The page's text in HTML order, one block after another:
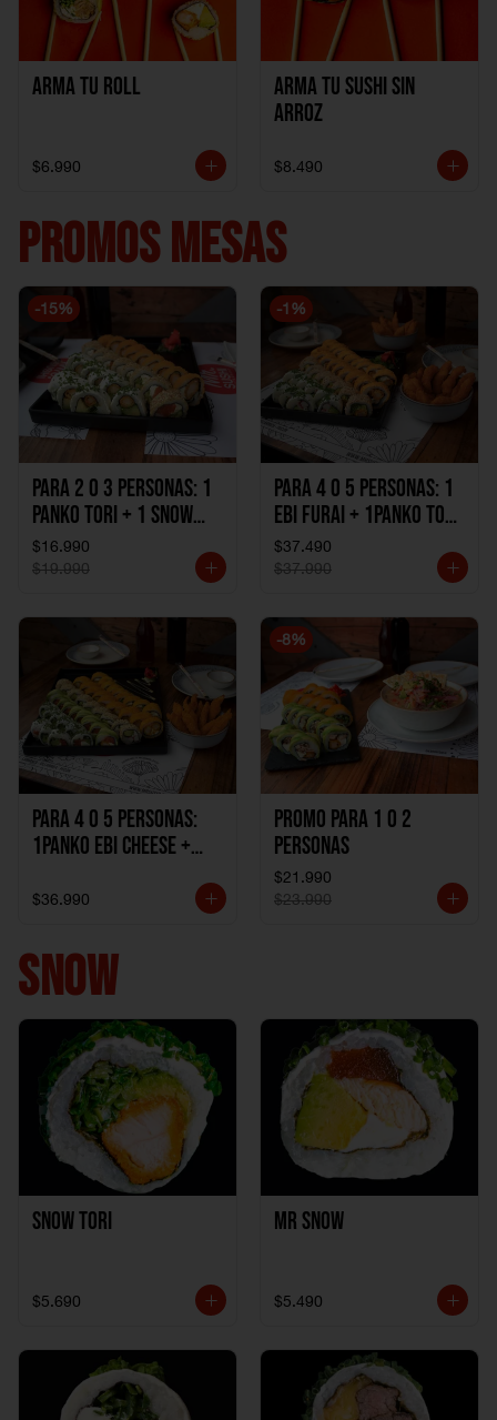
Arma Tu Roll
$6.990
Arma tu Sushi sin
Arroz
$8.490
PROMOS MESAS
-15%
Para 2 o 3 personas: 1
Panko Tori + 1 Snow
Ebi Cheese + 1
California Sake Cheese
$16.990
$19.990
-1 %
Para 4 o 5 personas: 1
Ebi Furai + 1Panko Tori
+ 1Snow Kani +
1California Sake +
1Katzu de Camaron
$37.490
$37.990
Para 4 o 5 personas:
1Panko Ebi Cheese +
Sake + 1Avocado Beto
1Katzu de Pollo
$36.990
-8%
Promo Para 1 o 2
personas
$21.990
$23.990
SNOW
Snow Tori
$5.690
Mr Snow
$5.490